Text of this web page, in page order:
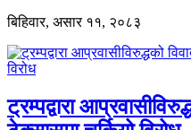
बिहिवार, असार ११, २०८३
ट्रम्पद्वारा